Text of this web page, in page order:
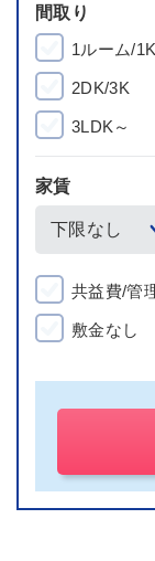
間取り
1ルーム/1K
2DK/3K
3LDK～
家賃
共益費/管
敷金なし